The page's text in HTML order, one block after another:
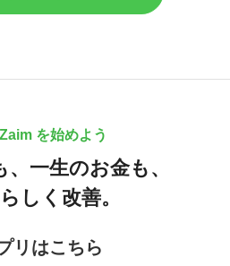
を始めよう
一生のお金も、
しく改善。
リはこちら